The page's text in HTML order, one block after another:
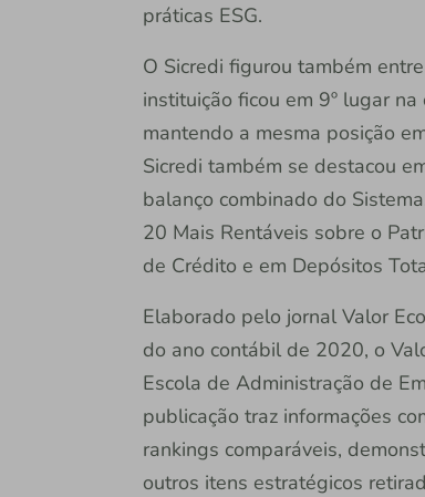
práticas ESG.
O Sicredi figurou também
instituição ficou em 9º lugar
mantendo a mesma posição
Sicredi também se destacou
balanço combinado do
20 Mais Rentáveis sobre o
de Crédito e em Depósitos
Elaborado pelo jornal Valor
do ano contábil de 2020, o
Escola de Administração de
publicação traz informações
rankings comparáveis,
outros itens estratégicos